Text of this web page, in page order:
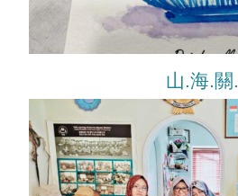
山.海.關.